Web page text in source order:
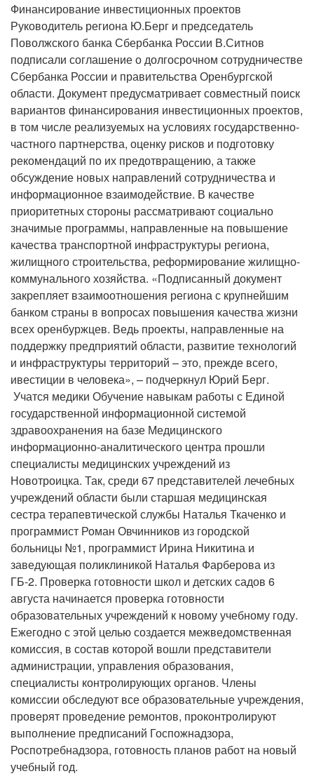
Финансирование инвестиционных проектов
Руководитель региона Ю.Берг и председатель
Поволжского банка Сбербанка России В.Ситнов
подписали соглашение о долгосрочном сотрудничестве
Сбербанка России и правительства Оренбургской
области. Документ предусматривает совместный поиск
вариантов финансирования инвестиционных проектов,
в том числе реализуемых на условиях государственно-
частного партнерства, оценку рисков и подготовку
рекомендаций по их предотвращению, а также
обсуждение новых направлений сотрудничества и
информационное взаимодействие. В качестве
приоритетных стороны рассматривают социально
значимые программы, направленные на повышение
качества транспортной инфраструктуры региона,
жилищного строительства, реформирование жилищно-
коммунального хозяйства. «Подписанный документ
закрепляет взаимоотношения региона с крупнейшим
банком страны в вопросах повышения качества жизни
всех оренбуржцев. Ведь проекты, направленные на
поддержку предприятий области, развитие технологий
и инфраструктуры территорий – это, прежде всего,
ивестиции в человека», – подчеркнул Юрий Берг.
Учатся медики Обучение навыкам работы с Единой
государственной информационной системой
здравоохранения на базе Медицинского
информационно-аналитического центра прошли
специалисты медицинских учреждений из
Новотроицка. Так, среди 67 представителей лечебных
учреждений области были старшая медицинская
сестра терапевтической службы Наталья Ткаченко и
программист Роман Овчинников из городской
больницы №1, программист Ирина Никитина и
заведующая поликлиникой Наталья Фарберова из
ГБ-2. Проверка готовности школ и детских садов 6
августа начинается проверка готовности
образовательных учреждений к новому учебному году.
Ежегодно с этой целью создается межведомственная
комиссия, в состав которой вошли представители
администрации, управления образования,
специалисты контролирующих органов. Члены
комиссии обследуют все образовательные учреждения,
проверят проведение ремонтов, проконтролируют
выполнение предписаний Госпожнадзора,
Роспотребнадзора, готовность планов работ на новый
учебный год.